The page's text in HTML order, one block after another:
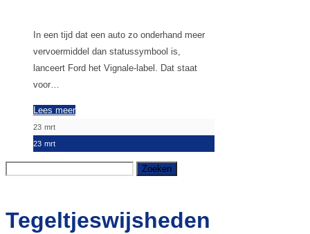
In een tijd dat een auto zo onderhand meer
vervoermiddel dan statussymbool is,
lanceert Ford het Vignale-label. Dat staat
voor…
Lees meer
23 mrt
23 mrt
Tegeltjeswijsheden